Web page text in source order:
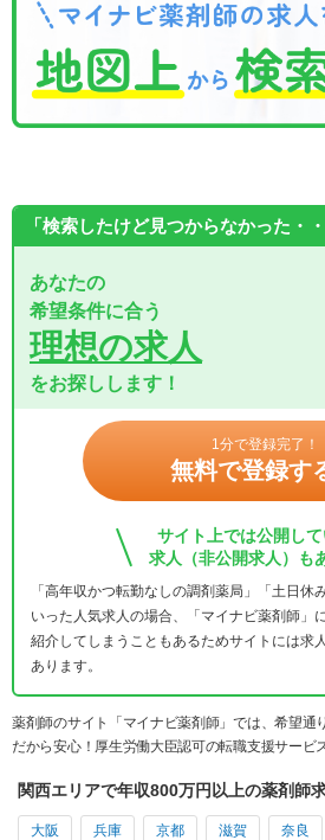
「検索したけど見つからなかった・・
あなたの
希望条件に合う
理想の求人
をお探しします！
1分で登録完了！
無料で登録す
サイト上では公開し
求人（非公開求人）も
「高年収かつ転勤なしの調剤薬局」「土日休
いった人気求人の場合、「マイナビ薬剤師」
紹介してしまうこともあるためサイトには求
あります。
薬剤師のサイト「マイナビ薬剤師」では、希望通
だから安心！厚生労働大臣認可の転職支援サービ
関西エリアで年収800万円以上の薬剤師
大阪 兵庫 京都 滋賀 奈良